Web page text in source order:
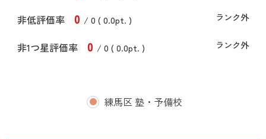
非低評価率 0 / 0 ( 0.0pt. ) ランク外
非1つ星評価率 0 / 0 ( 0.0pt. ) ランク外
練馬区 塾・予備校